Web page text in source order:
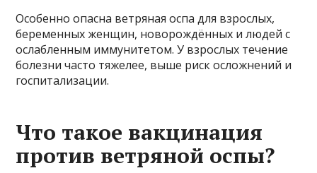
Особенно опасна ветряная оспа для взрослых,
беременных женщин, новорождённых и людей с
ослабленным иммунитетом. У взрослых течение
болезни часто тяжелее, выше риск осложнений и
госпитализации.
Что такое вакцинация
против ветряной оспы?